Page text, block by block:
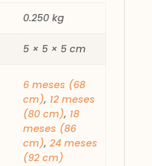
0.250 kg
5 × 5 × 5 cm
6 meses (68
cm), 12 meses
(80 cm), 18
meses (86
cm),24 meses
(92 cm)